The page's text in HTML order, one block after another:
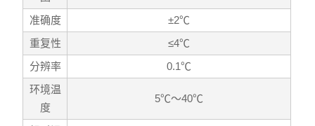
准确度
±2℃
重复性
≤4℃
分辨率
0.1℃
环境温
度
5℃～40℃